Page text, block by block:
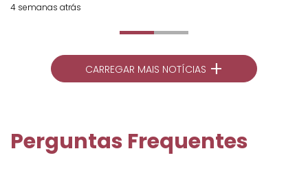
4 semanas atrás
CARREGAR MAIS NOTÍCIAS +
Perguntas Frequentes